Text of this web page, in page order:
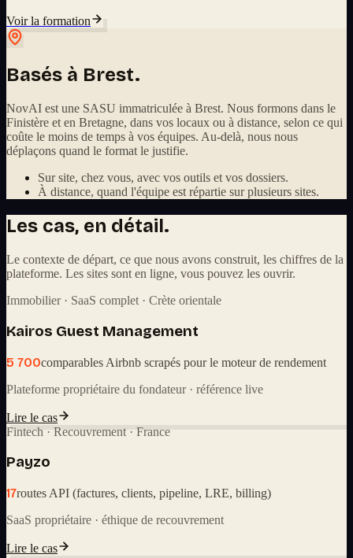
Voir la formation
Basés à Brest.
NovAI est une SASU immatriculée à Brest. Nous formons dans le
Finistère et en Bretagne, dans vos locaux ou à distance, selon ce qui
coûte le moins de temps à vos équipes. Au-delà, nous nous
déplaçons quand le format le justifie.
Sur site, chez vous, avec vos outils et vos dossiers.
À distance, quand l'équipe est répartie sur plusieurs sites.
Les cas, en détail.
Le contexte de départ, ce que nous avons construit, les chiffres de la
plateforme. Les sites sont en ligne, vous pouvez les ouvrir.
Immobilier · SaaS complet · Crète orientale
Kairos Guest Management
5 700comparables Airbnb scrapés pour le moteur de rendement
Plateforme propriétaire du fondateur · référence live
Lire le cas
Fintech · Recouvrement · France
Payzo
17routes API (factures, clients, pipeline, LRE, billing)
SaaS propriétaire · éthique de recouvrement
Lire le cas